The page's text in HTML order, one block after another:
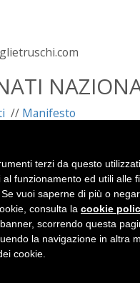
// Manifesto
eventuale concomitanza
Suddivisione
end (orari provvisori)
//Suddivisione
alberghiera
// Suddivisione
terzi da questo
funzionamento ed utili alle
vuoi saperne di più o
consulta la cookie
scorrendo questa
la navigazione in altra
cookie.